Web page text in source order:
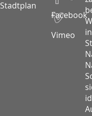
Stadtplan
Facebook
Vimeo